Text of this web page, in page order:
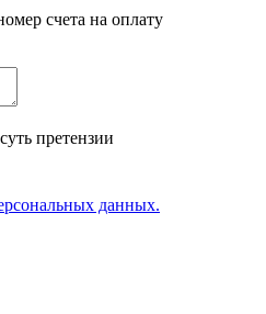
счета на оплату
претензии
данных.